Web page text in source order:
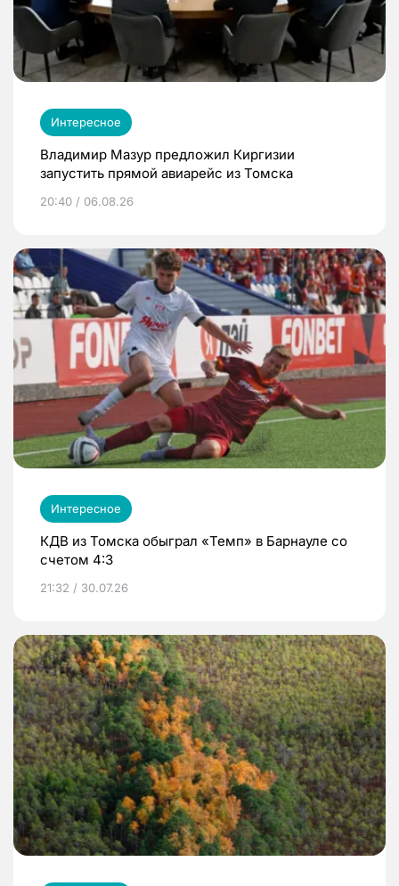
Интересное
Владимир Мазур предложил Киргизии
запустить прямой авиарейс из Томска
20:40 / 06.08.26
Интересное
КДВ из Томска обыграл «Темп» в Барнауле со
счетом 4:3
21:32 / 30.07.26